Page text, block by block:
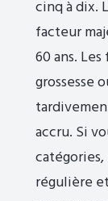
cinq à dix.
facteur
60 ans.
grossesse
accru. Si
régulière